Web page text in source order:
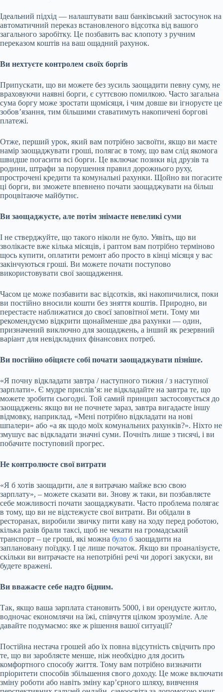
Ідеальний підхід — налаштувати ваш банківський застосунок на
автоматичний переказ встановленого відсотка від вашого
загального заробітку. Це позбавить вас клопоту з ручним
переказом коштів на ваш ощадний рахунок.
Ви нехтуєте контролем своїх боргів
Припускати, що ви можете без зусиль заощадити певну суму, не
враховуючи наявні борги, є суттєвою помилкою. Часто загальна
сума боргу може зростати щомісяця, і чим довше ви ігноруєте це
зобов’язання, тим більшими ставатимуть накопичені боргові
платежі.
Отже, перший урок, який вам потрібно засвоїти, якщо ви маєте
намір заощаджувати гроші, полягає в тому, що вам слід якомога
швидше погасити всі борги. Це включає позики від друзів та
родини, штрафи за порушення правил дорожнього руху,
прострочені кредити та комунальні рахунки. Щойно ви погасите
ці борги, ви зможете впевнено почати заощаджувати на більш
процвітаюче майбутнє.
Ви заощаджуєте, але потім знімаєте невеликі суми
І не стверджуйте, що такого ніколи не було. Уявіть, що ви
зволікаєте вже кілька місяців, і раптом вам потрібно терміново
щось купити, оплатити ремонт або просто в кінці місяця у вас
закінчуються гроші. Ви можете почати поступово
використовувати свої заощадження.
Часом це може позбавити вас відсотків, які накопичилися, поки
ви постійно вносили кошти без зняття коштів. Природно, ви
перестаєте наближатися до своєї заповітної мети. Тому ми
рекомендуємо відкрити щонайменше два рахунки — один,
призначений виключно для заощаджень, а інший як резервний
варіант для невідкладних фінансових потреб.
Ви постійно обіцяєте собі почати заощаджувати пізніше.
«Я почну відкладати завтра / наступного тижня / з наступної
зарплати». Є мудре прислів’я: не відкладайте на завтра те, що
можете зробити сьогодні. Той самий принцип застосовується до
заощаджень: якщо ви не почнете зараз, завтра вигадаєте іншу
відмовку, наприклад, «Мені потрібно відкладати на нові
шпалери» або «а як щодо моїх комунальних рахунків?». Ніхто не
змушує вас відкладати значні суми. Почніть лише з тисячі, і ви
побачите поступовий прогрес.
Не контролюєте свої витрати
«Я б хотів заощадити, але я витрачаю майже всю свою
зарплату», – можете сказати ви. Знову ж таки, ви позбавляєте
себе можливості почати заощаджувати. Часто проблема полягає
в тому, що ви не відстежуєте свої витрати. Ви обідали в
ресторанах, виробили звичку пити каву на ходу перед роботою,
кілька разів брали таксі, щоб не чекати на громадський
транспорт – це гроші, які можна було б заощадити на
заплановану поїздку. І це лише початок. Якщо ви проаналізуєте,
скільки ви витрачаєте на непотрібні речі чи дорогі закуски, ви
будете вражені.
Ви вважаєте себе надто бідним.
Так, якщо ваша зарплата становить 5000, і ви орендуєте житло,
водночас економлячи на їжі, співчуття цілком зрозуміле. Але
давайте подумаємо: яке ж рішення вашої ситуації?
Постійна нестача грошей або їх повна відсутність свідчить про
те, що ви заробляєте менше, ніж необхідно для досить
комфортного способу життя. Тому вам потрібно визначити
пріоритети способів збільшення свого доходу. Це може включати
зміну роботи або навіть зміну кар’єрного шляху, вивчення